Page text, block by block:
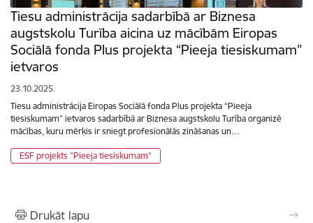
Tiesu administrācija sadarbībā ar Biznesa
augstskolu Turība aicina uz mācībām Eiropas
Sociālā fonda Plus projekta “Pieeja tiesiskumam”
ietvaros
23.10.2025.
Tiesu administrācija Eiropas Sociālā fonda Plus projekta “Pieeja
tiesiskumam” ietvaros sadarbībā ar Biznesa augstskolu Turība organizē
mācības, kuru mērķis ir sniegt profesionālās zināšanas un…
ESF projekts "Pieeja tiesiskumam"
Drukāt lapu